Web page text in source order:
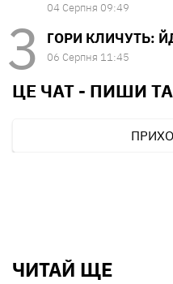
04 Серпня 09:49
ГОРИ КЛИЧУТЬ:
06 Серпня 11:45
ЦЕ ЧАТ - ПИШИ ТА
ЧИТАЙ ЩЕ